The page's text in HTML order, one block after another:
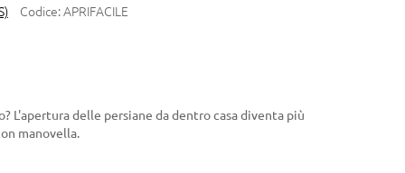
Codice:APRIFACILE
L'apertura delle persiane da dentro casa diventa più
manovella.